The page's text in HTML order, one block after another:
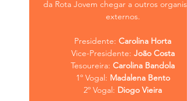
da Rota Jovem chegar a outros
externos.
Presidente: Carolina Horta
Vice-Presidente: João Costa
Tesoureira: Carolina Bandola
1º Vogal: Madalena Bento
2º Vogal: Diogo Vieira